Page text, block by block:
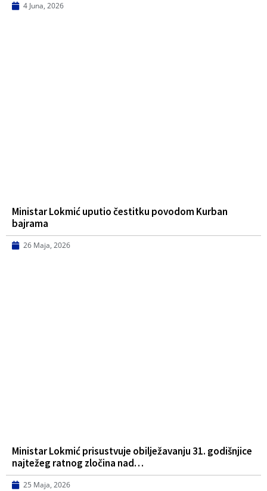
4 Juna, 2026
Ministar Lokmić uputio čestitku povodom Kurban
bajrama
26 Maja, 2026
Ministar Lokmić prisustvuje obilježavanju 31. godišnjice
najtežeg ratnog zločina nad…
25 Maja, 2026